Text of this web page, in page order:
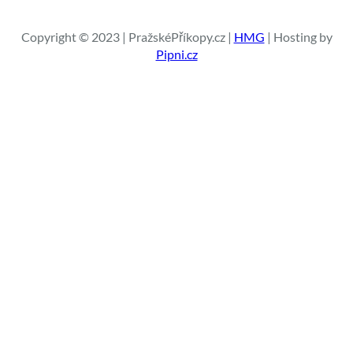
a
t
Copyright © 2023 | PražskéPříkopy.cz | HMG | Hosting by
Pipni.cz